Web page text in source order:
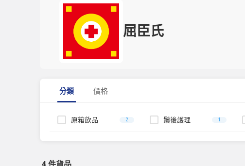
屈臣氏
分類 價格
原箱飲品 2 鬚後護理 1
4 件貨品